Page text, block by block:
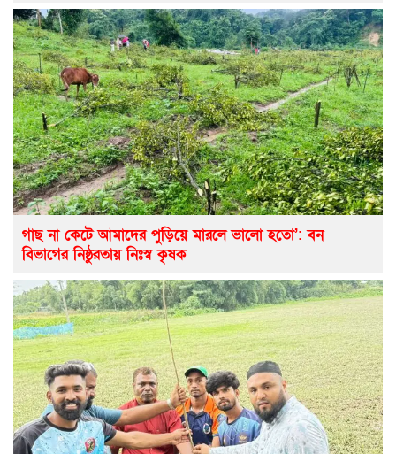
গাছ না কেটে আমাদের পুড়িয়ে মারলে ভালো হতো’: বন
বিভাগের নিষ্ঠুরতায় নিঃস্ব কৃষক